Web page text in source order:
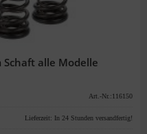
alle Modelle
Art.-Nr.:116150
Lieferzeit: In 24 Stunden versandfertig!